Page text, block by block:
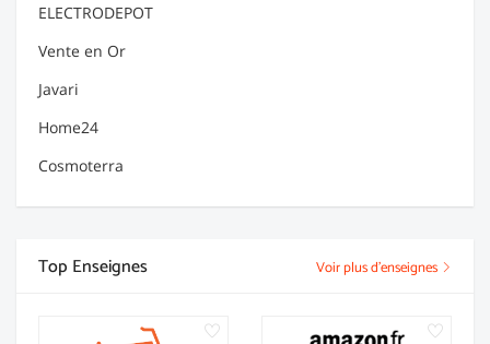
ELECTRODEPOT
Vente en Or
Javari
Home24
Cosmoterra
Top Enseignes Voir plus d'enseignes